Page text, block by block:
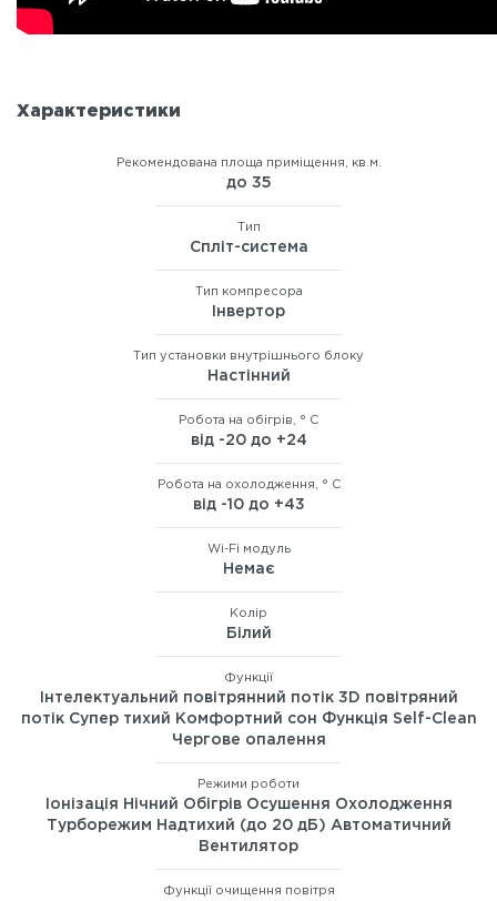
Характеристики
Рекомендована площа приміщення, кв.м.
до 35
Тип
Спліт-система
Тип компресора
Інвертор
Тип установки внутрішнього блоку
Настінний
Робота на обігрів, ° C
від -20 до +24
Робота на охолодження, ° C
від -10 до +43
Wi-Fi модуль
Немає
Колір
Білий
Функції
Інтелектуальний повітрянний потік 3D повітряний
потік Супер тихий Комфортний сон Функція Self-Clean
Чергове опалення
Режими роботи
Іонізація Нічний Обігрів Осушення Охолодження
Турборежим Надтихий (до 20 дБ) Автоматичний
Вентилятор
Функції очищення повітря